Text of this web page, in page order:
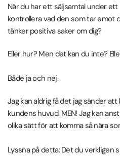
När du har ett säljsamtal under
kontrollera vad den som tar emot
tänker positiva saker om dig?
Eller hur? Men det kan du inte?
Både ja och nej.
Jag kan aldrig få det jag sänder att
kundens huvud. MEN! Jag kan
olika sätt för att komma så nära
Lyssna på detta: Det du verkligen